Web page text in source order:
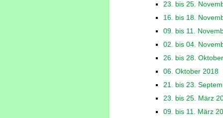
23. bis 25.
16. bis 18.
09. bis 11.
02. bis 04.
26. bis 28.
06. Oktober 2018
21. bis 23.
23. bis 25. März
09. bis 11. März